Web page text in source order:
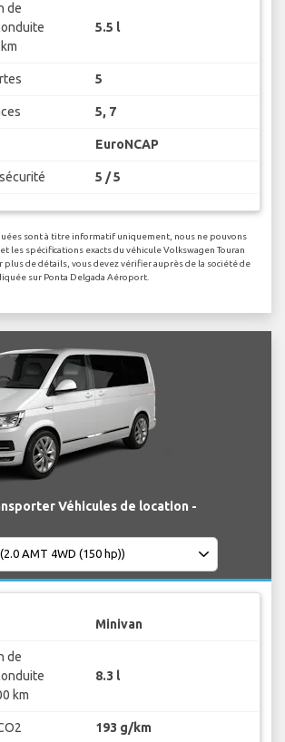
de
5.5 l
5
5, 7
EuroNCAP
5 / 5
sont à titre informatif uniquement, nous ne pouvons
les spécifications exacts du véhicule Volkswagen Touran
plus de détails, vous devez vérifier auprès de la société de
sur Ponta Delgada Aéroport.
Véhicules de location -
Minivan
de
km
8.3 l
193 g/km